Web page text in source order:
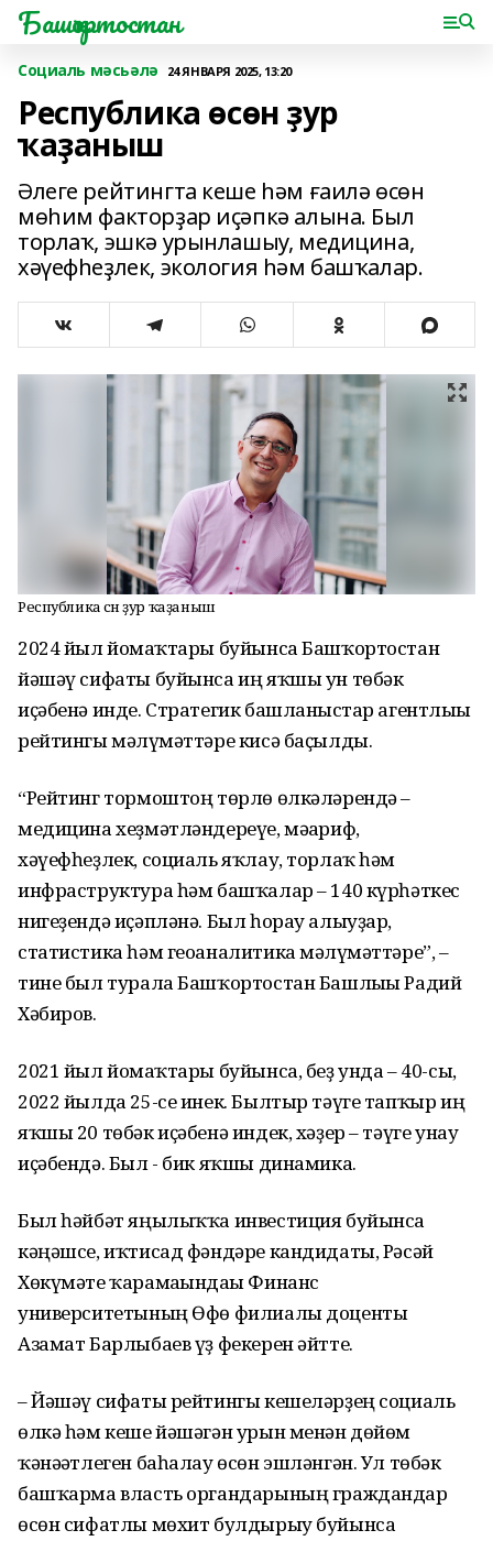
Башҡортостан
Социаль мәсьәлә 24 ЯНВАРЯ 2025, 13:20
Республика өсөн ҙур
ҡаҙаныш
Әлеге рейтингта кеше һәм ғаилә өсөн
мөһим факторҙар иҫәпкә алына. Был
торлаҡ, эшкә урынлашыу, медицина,
хәүефһеҙлек, экология һәм башҡалар.
Республика өсөн ҙур ҡаҙаныш
2024 йыл йомғаҡтары буйынса Башҡортостан
йәшәү сифаты буйынса иң яҡшы ун төбәк
иҫәбенә инде. Стратегик башланғыстар агентлығы
рейтингы мәғлүмәттәре кисә баҫылды.
“Рейтинг тормоштоң төрлө өлкәләрендә –
медицина хеҙмәтләндереүе, мәғариф,
хәүефһеҙлек, социаль яҡлау, торлаҡ һәм
инфраструктура һәм башҡалар – 140 күрһәткес
нигеҙендә иҫәпләнә. Был һорау алыуҙар,
статистика һәм геоаналитика мәғлүмәттәре”, –
тине был турала Башҡортостан Башлығы Радий
Хәбиров.
2021 йыл йомғаҡтары буйынса, беҙ унда – 40-сы,
2022 йылда 25-се инек. Былтыр тәүге тапҡыр иң
яҡшы 20 төбәк иҫәбенә индек, хәҙер – тәүге унау
иҫәбендә. Был - бик яҡшы динамика.
Был һәйбәт яңылыҡҡа инвестиция буйынса
кәңәшсе, иҡтисад фәндәре кандидаты, Рәсәй
Хөкүмәте ҡарамағындағы Финанс
университетының Өфө филиалы доценты
Азамат Барлыбаев үҙ фекерен әйтте.
– Йәшәү сифаты рейтингы кешеләрҙең социаль
өлкә һәм кеше йәшәгән урын менән дөйөм
ҡәнәғәтлеген баһалау өсөн эшләнгән. Ул төбәк
башҡарма власть органдарының граждандар
өсөн сифатлы мөхит булдырыу буйынса